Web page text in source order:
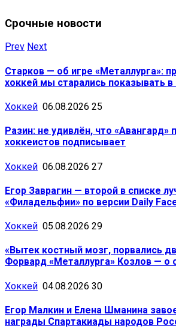
Срочные новости
Prev Next
Старков — об игре «Металлурга»:
хоккей мы старались показывать
Хоккей 06.08.2026 25
Разин: не удивлён, что «Авангард»
хоккеистов подписывает
Хоккей 06.08.2026 27
Егор Заврагин — второй в списке
«Филадельфии» по версии Daily
Хоккей 05.08.2026 29
«Вытек костный мозг, порвались
Форвард «Металлурга» Козлов — о
Хоккей 04.08.2026 30
Егор Малкин и Елена Шманина
награды Спартакиады народов